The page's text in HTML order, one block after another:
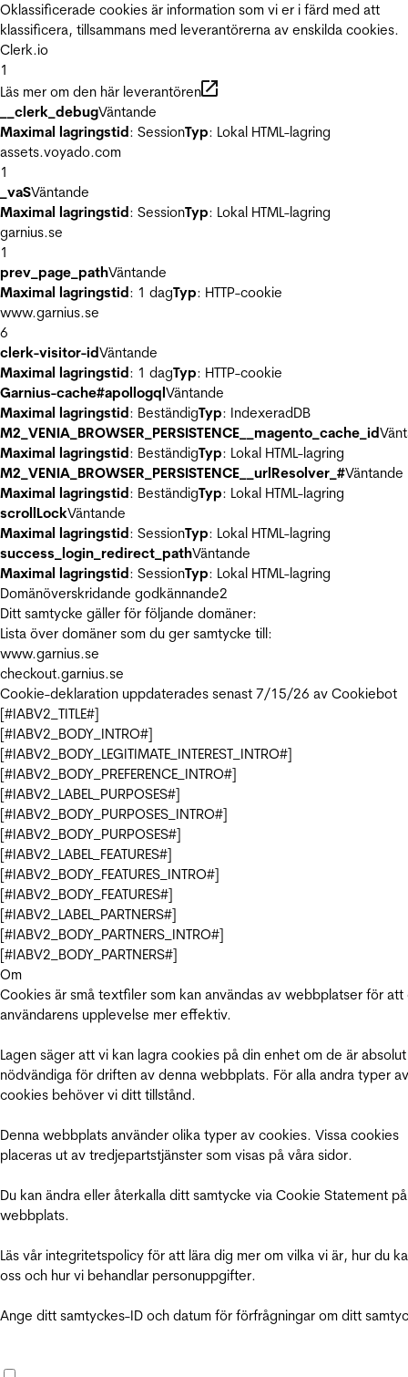
Oklassificerade cookies är information som vi er i färd med att
klassificera, tillsammans med leverantörerna av enskilda cookies.
Clerk.io
1
Läs mer om den här leverantören
__clerk_debugVäntande
Maximal lagringstid: SessionTyp: Lokal HTML-lagring
assets.voyado.com
1
_vaSVäntande
Maximal lagringstid: SessionTyp: Lokal HTML-lagring
garnius.se
1
prev_page_pathVäntande
Maximal lagringstid: 1 dagTyp: HTTP-cookie
www.garnius.se
6
clerk-visitor-idVäntande
Maximal lagringstid: 1 dagTyp: HTTP-cookie
Garnius-cache#apollogqlVäntande
Maximal lagringstid: BeständigTyp: IndexeradDB
M2_VENIA_BROWSER_PERSISTENCE__magento_cache_id
Maximal lagringstid: BeständigTyp: Lokal HTML-lagring
M2_VENIA_BROWSER_PERSISTENCE__urlResolver_#Väntande
Maximal lagringstid: BeständigTyp: Lokal HTML-lagring
scrollLockVäntande
Maximal lagringstid: SessionTyp: Lokal HTML-lagring
success_login_redirect_pathVäntande
Maximal lagringstid: SessionTyp: Lokal HTML-lagring
Domänöverskridande godkännande2
Ditt samtycke gäller för följande domäner:
Lista över domäner som du ger samtycke till:
www.garnius.se
checkout.garnius.se
Cookie-deklaration uppdaterades senast 7/15/26 av Cookiebot
[#IABV2_TITLE#]
[#IABV2_BODY_INTRO#]
[#IABV2_BODY_LEGITIMATE_INTEREST_INTRO#]
[#IABV2_BODY_PREFERENCE_INTRO#]
[#IABV2_LABEL_PURPOSES#]
[#IABV2_BODY_PURPOSES_INTRO#]
[#IABV2_BODY_PURPOSES#]
[#IABV2_LABEL_FEATURES#]
[#IABV2_BODY_FEATURES_INTRO#]
[#IABV2_BODY_FEATURES#]
[#IABV2_LABEL_PARTNERS#]
[#IABV2_BODY_PARTNERS_INTRO#]
[#IABV2_BODY_PARTNERS#]
Om
Cookies är små textfiler som kan användas av webbplatser för att
användarens upplevelse mer effektiv.
Lagen säger att vi kan lagra cookies på din enhet om de är absolut
nödvändiga för driften av denna webbplats. För alla andra typer av
cookies behöver vi ditt tillstånd.
Denna webbplats använder olika typer av cookies. Vissa cookies
placeras ut av tredjepartstjänster som visas på våra sidor.
Du kan ändra eller återkalla ditt samtycke via Cookie Statement
webbplats.
Läs vår integritetspolicy för att lära dig mer om vilka vi är, hur du
oss och hur vi behandlar personuppgifter.
Ange ditt samtyckes-ID och datum för förfrågningar om ditt